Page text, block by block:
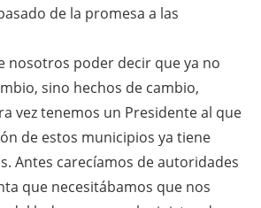
de la promesa a las
nosotros poder decir que ya no
sino hechos de cambio,
vez tenemos un Presidente al que
de estos municipios ya tiene
Antes carecíamos de autoridades
que necesitábamos que nos